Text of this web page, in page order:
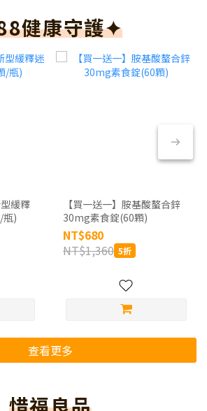
健康守護✦
緩釋
瓶)
【買一送一】胺基酸螯合鋅
30mg素食錠(60顆)
NT$680
NT$1,360 5折
查看更多